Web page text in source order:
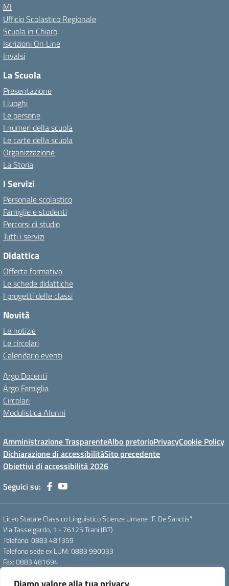
MI
Ufficio Scolastico Regionale
Scuola in Chiaro
Iscrizioni On Line
Invalsi
La Scuola
Presentazione
I luoghi
Le persone
I numeri della scuola
Le carte della scuola
Organizzazione
La Storia
I Servizi
Personale scolastico
Famiglie e studenti
Percorsi di studio
Tutti i servizi
Didattica
Offerta formativa
Le schede didattiche
I progetti delle classi
Novità
Le notizie
Le circolari
Calendario eventi
Argo Docenti
Argo Famiglia
Circolari
Modulistica Alunni
Amministrazione TrasparenteAlbo pretorioPrivacyCookie Policy
Dichiarazione di accessibilitàSito precedente
Obiettivi di accessibilità 2026
Seguici su:
Liceo Statale Classico Linguistico Scienze Umane "F. De Sanctis"
Via Tasselgardo, 1 - 76125 Trani (BT)
Telefono: 0883 481359
Telefono sede ex LUM: 0883 990033
Fax: 0883 481694
Pec: btpc210007@pec.istruzione.it